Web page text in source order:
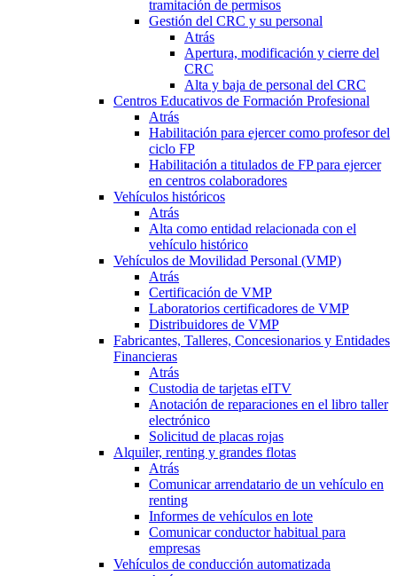
tramitación de permisos
Gestión del CRC y su personal
Atrás
Apertura, modificación y cierre del
CRC
Alta y baja de personal del CRC
Centros Educativos de Formación Profesional
Atrás
Habilitación para ejercer como profesor del
ciclo FP
Habilitación a titulados de FP para ejercer
en centros colaboradores
Vehículos históricos
Atrás
Alta como entidad relacionada con el
vehículo histórico
Vehículos de Movilidad Personal (VMP)
Atrás
Certificación de VMP
Laboratorios certificadores de VMP
Distribuidores de VMP
Fabricantes, Talleres, Concesionarios y Entidades
Financieras
Atrás
Custodia de tarjetas eITV
Anotación de reparaciones en el libro taller
electrónico
Solicitud de placas rojas
Alquiler, renting y grandes flotas
Atrás
Comunicar arrendatario de un vehículo en
renting
Informes de vehículos en lote
Comunicar conductor habitual para
empresas
Vehículos de conducción automatizada